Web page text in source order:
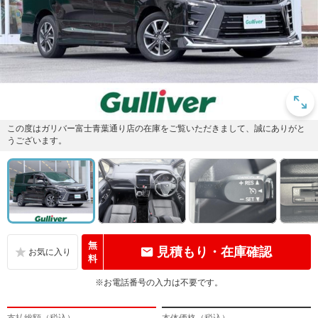
この度はガリバー富士青葉通り店の在庫をご覧いただきまして、誠にありがと
うございます。
無
料
見積もり・在庫確認
※お電話番号の入力は不要です。